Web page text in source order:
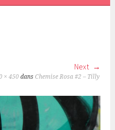
Next
× 450 dansChemise Rosa #2 – Tilly